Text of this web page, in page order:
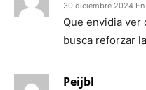
30 diciembre 2024 En
Que envidia
busca reforzar
Peijbl